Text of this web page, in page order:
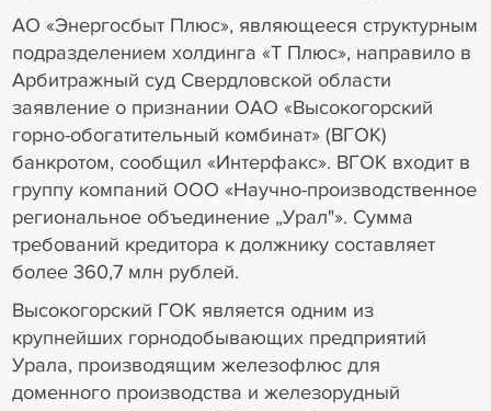
АО «Энергосбыт Плюс», являющееся структурным
подразделением холдинга «Т Плюс», направило в
Арбитражный суд Свердловской области
заявление о признании ОАО «Высокогорский
горно-обогатительный комбинат» (ВГОК)
банкротом, сообщил «Интерфакс». ВГОК входит в
группу компаний ООО «Научно-производственное
региональное объединение „Урал"». Сумма
требований кредитора к должнику составляет
более 360,7 млн рублей.
Высокогорский ГОК является одним из
крупнейших горнодобывающих предприятий
Урала, производящим железофлюс для
доменного производства и железорудный